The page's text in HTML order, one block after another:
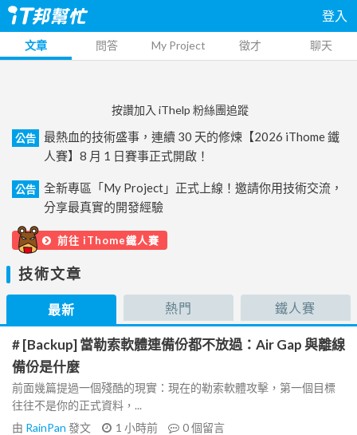
登入
文章 問答 My Project 徵才 聊天
按讚加入 iThelp 粉絲團追蹤
公告
最熱血的技術盛事，連續 30 天的修煉【2026 iThome 鐵
人賽】8 月 1 日賽事正式開啟！
公告
全新專區「My Project」正式上線！邀請你用技術交流，
分享最真實的開發經驗
前往 iThome鐵人賽
技術文章
最新 熱門 鐵人賽
# [Backup] 當勒索軟體連備份都不放過：Air Gap 與離線
備份是什麼
前面幾篇提過一個殘酷的現實：現在的勒索軟體攻擊，第一個目標
往往不是你的正式資料，...
由 RainPan 發文 1 小時前 0個留言